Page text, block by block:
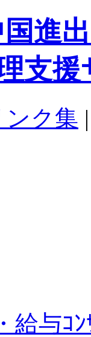
進
支援
ンク集
給与ｺﾝ